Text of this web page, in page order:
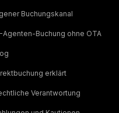
Buchungskanal
Agenten-Buchung ohne OTA
erklärt
Verantwortung